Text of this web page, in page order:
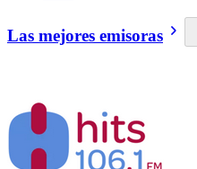
Las mejores emisoras